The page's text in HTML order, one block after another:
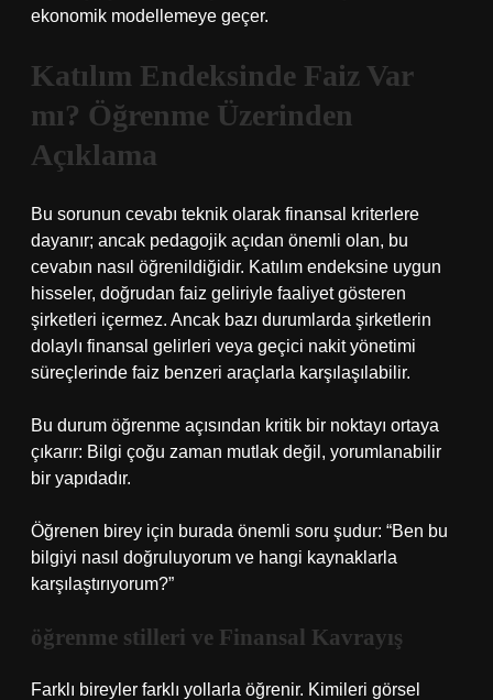
ekonomik modellemeye geçer.
Katılım Endeksinde Faiz Var
mı? Öğrenme Üzerinden
Açıklama
Bu sorunun cevabı teknik olarak finansal kriterlere
dayanır; ancak pedagojik açıdan önemli olan, bu
cevabın nasıl öğrenildiğidir. Katılım endeksine uygun
hisseler, doğrudan faiz geliriyle faaliyet gösteren
şirketleri içermez. Ancak bazı durumlarda şirketlerin
dolaylı finansal gelirleri veya geçici nakit yönetimi
süreçlerinde faiz benzeri araçlarla karşılaşılabilir.
Bu durum öğrenme açısından kritik bir noktayı ortaya
çıkarır: Bilgi çoğu zaman mutlak değil, yorumlanabilir
bir yapıdadır.
Öğrenen birey için burada önemli soru şudur: “Ben bu
bilgiyi nasıl doğruluyorum ve hangi kaynaklarla
karşılaştırıyorum?”
öğrenme stilleri ve Finansal Kavrayış
Farklı bireyler farklı yollarla öğrenir. Kimileri görsel